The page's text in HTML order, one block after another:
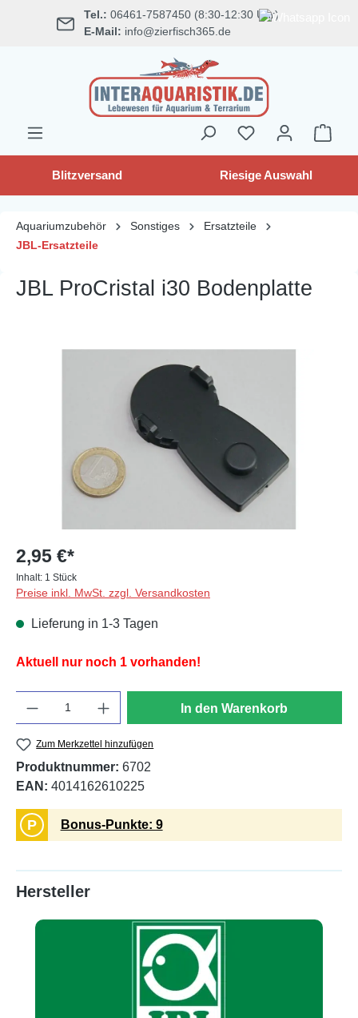
springen Tel.: 06461-7587450 (8:30-12:30 Uhr)
E-Mail: info@zierfisch365.de
Blitzversand Riesige Auswahl
Aquariumzubehör Sonstiges
Ersatzteile
JBL-Ersatzteile
JBL ProCristal i30 Bodenplatte
2,95 €*
Inhalt: 1 Stück
Preise inkl. MwSt. zzgl. Versandkosten
Lieferung in 1-3 Tagen
Aktuell nur noch 1 vorhanden!
In den Warenkorb
Zum Merkzettel hinzufügen
Produktnummer: 6702
EAN: 4014162610225
P Bonus-Punkte: 9
Hersteller